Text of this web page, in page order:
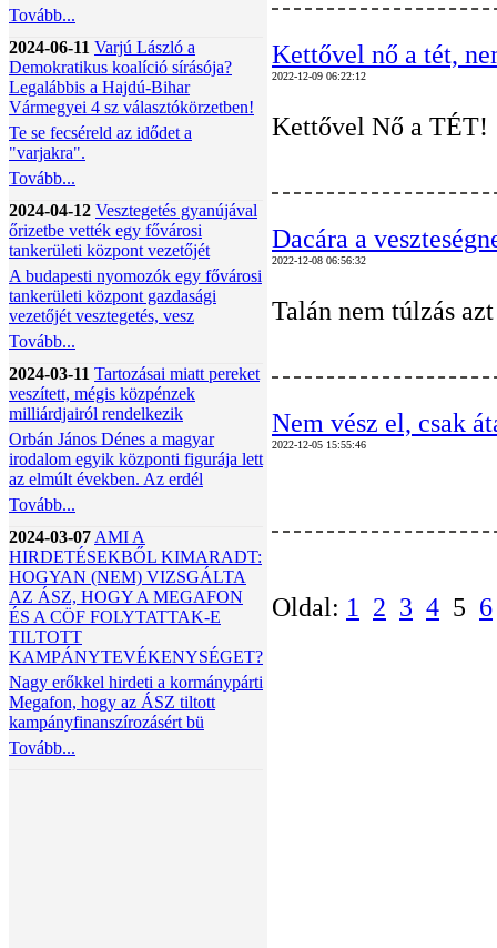
Tovább...
2024-06-11 Varjú László a
Demokratikus koalíció sírásója?
Legalábbis a Hajdú-Bihar
Vármegyei 4 sz választókörzetben!
Te se fecséreld az idődet a
"varjakra".
Tovább...
2024-04-12 Vesztegetés gyanújával
őrizetbe vették egy fővárosi
tankerületi központ vezetőjét
A budapesti nyomozók egy fővárosi
tankerületi központ gazdasági
vezetőjét vesztegetés, vesz
Tovább...
2024-03-11 Tartozásai miatt pereket
veszített, mégis közpénzek
milliárdjairól rendelkezik
Orbán János Dénes a magyar
irodalom egyik központi figurája lett
az elmúlt években. Az erdél
Tovább...
2024-03-07 AMI A
HIRDETÉSEKBŐL KIMARADT:
HOGYAN (NEM) VIZSGÁLTA
AZ ÁSZ, HOGY A MEGAFON
ÉS A CÖF FOLYTATTAK-E
TILTOTT
KAMPÁNYTEVÉKENYSÉGET?
Nagy erőkkel hirdeti a kormánypárti
Megafon, hogy az ÁSZ tiltott
kampányfinanszírozásért bü
Tovább...
Kettővel nő a tét,
2022-12-09 06:22:12
Kettővel Nő a TÉT!
Dacára a
2022-12-08 06:56:32
Talán nem túlzás
Nem vész el, csak
2022-12-05 15:55:46
Oldal: 1 2 3 4 5 6